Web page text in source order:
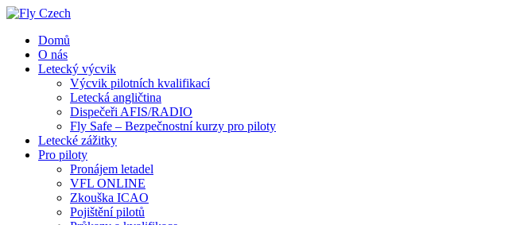
Domů
O nás
Letecký výcvik
Výcvik pilotních kvalifikací
Letecká angličtina
Dispečeři AFIS/RADIO
Fly Safe – Bezpečnostní kurzy pro piloty
Letecké zážitky
Pro piloty
Pronájem letadel
VFL ONLINE
Zkouška ICAO
Pojištění pilotů